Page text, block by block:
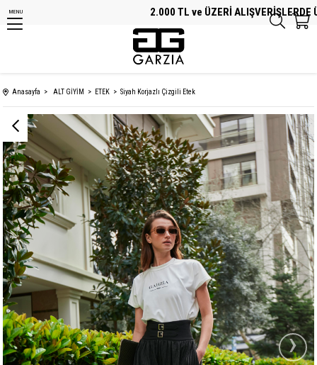
2.000 TL ve ÜZERİ ALIŞVERİŞLERDE
MENU
Anasayfa ALT GİYİM ETEK Siyah Korjazlı Çizgili Etek
›